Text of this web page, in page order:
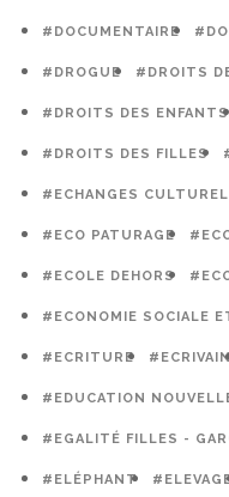
#DOCUMENTAIRE
#DROGUE #DROITS
#DROITS DES ENFANTS
#DROITS DES FILLES
#ECHANGES
#ECO PATURAGE
#ECOLE DEHORS
#ECONOMIE SOCIALE
#ECRITURE
#EDUCATION
#EGALITÉ FILLES -
#ELÉPHANT